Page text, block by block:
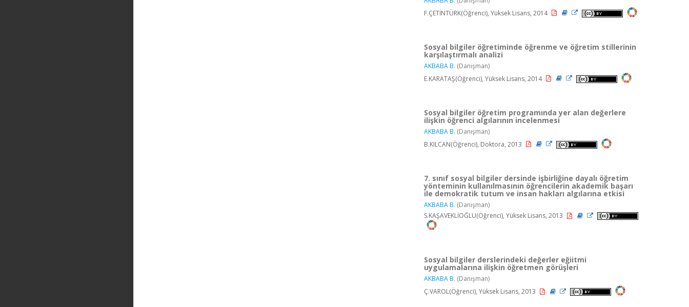
F.ÇETİNTÜRK(Öğrenci), Yüksek Lisans, 2014
Sosyal bilgiler öğretiminde öğrenme ve öğretim stillerinin
karşılaştırmalı analizi
AKBABA B. (Danışman)
E.KARATAŞ(Öğrenci), Yüksek Lisans, 2014
Sosyal bilgiler öğretim programında yer alan değerlere
ilişkin öğrenci algılarının incelenmesi
AKBABA B. (Danışman)
B.KILCAN(Öğrenci), Doktora, 2013
7. sınıf sosyal bilgiler dersinde işbirliğine dayalı öğretim
yönteminin kullanılmasının öğrencilerin akademik başarı
ile demokratik tutum ve insan hakları algılarına etkisi
AKBABA B. (Danışman)
S.KAŞAVEKLİOĞLU(Öğrenci), Yüksek Lisans, 2013
Sosyal bilgiler derslerindeki değerler eğiitmi
uygulamalarına ilişkin öğretmen görüşleri
AKBABA B. (Danışman)
Ç.VAROL(Öğrenci), Yüksek Lisans, 2013